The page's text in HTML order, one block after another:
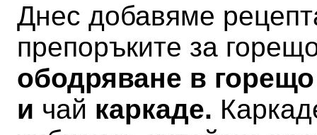
Днес добавяме
препоръките за
ободряване в
и чай каркаде.